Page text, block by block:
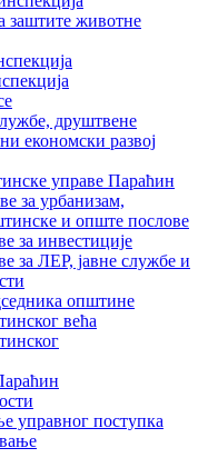
заштите животне
друштвене
економски развој
управе Параћин
за урбанизам,
и опште послове
за инвестиције
за ЛЕР, јавне службе и
општине
већа
управног поступка